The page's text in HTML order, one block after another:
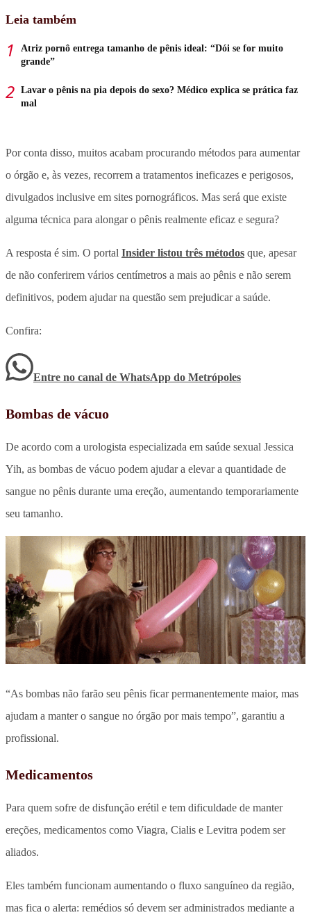
Leia também
Atriz pornô entrega tamanho de pênis ideal: “Dói se for muito
grande”
Lavar o pênis na pia depois do sexo? Médico explica se prática faz
mal
Por conta disso, muitos acabam procurando métodos para aumentar
o órgão e, às vezes, recorrem a tratamentos ineficazes e perigosos,
divulgados inclusive em sites pornográficos. Mas será que existe
alguma técnica para alongar o pênis realmente eficaz e segura?
A resposta é sim. O portal Insider listou três métodos que, apesar
de não conferirem vários centímetros a mais ao pênis e não serem
definitivos, podem ajudar na questão sem prejudicar a saúde.
Confira:
Entre no canal de WhatsApp do Metrópoles
Bombas de vácuo
De acordo com a urologista especializada em saúde sexual Jessica
Yih, as bombas de vácuo podem ajudar a elevar a quantidade de
sangue no pênis durante uma ereção, aumentando temporariamente
seu tamanho.
“As bombas não farão seu pênis ficar permanentemente maior, mas
ajudam a manter o sangue no órgão por mais tempo”, garantiu a
profissional.
Medicamentos
Para quem sofre de disfunção erétil e tem dificuldade de manter
ereções, medicamentos como Viagra, Cialis e Levitra podem ser
aliados.
Eles também funcionam aumentando o fluxo sanguíneo da região,
mas fica o alerta: remédios só devem ser administrados mediante a